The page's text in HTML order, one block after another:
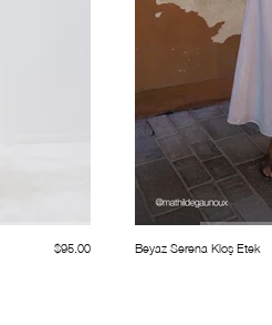
$95.00
Beyaz Serena Kloş Etek